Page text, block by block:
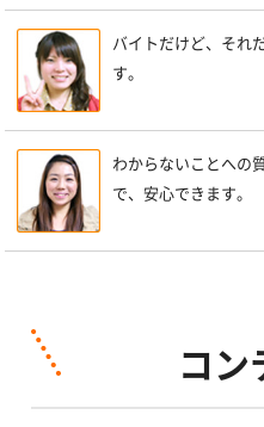
バイトだけど、それ
す。
わからないことへの
で、安心できます。
コン